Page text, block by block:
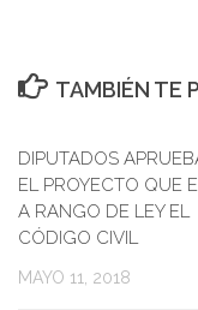
TAMBIÉN TE
DIPUTADOS
EL PROYECTO QUE
A RANGO DE LEY EL
CÓDIGO CIVIL
MAYO 11, 2018